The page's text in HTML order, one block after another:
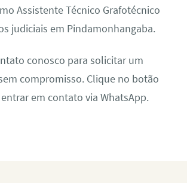
Assistente Técnico Grafotécnico
judiciais em Pindamonhangaba.
conosco para solicitar um
compromisso. Clique no botão
em contato via WhatsApp.